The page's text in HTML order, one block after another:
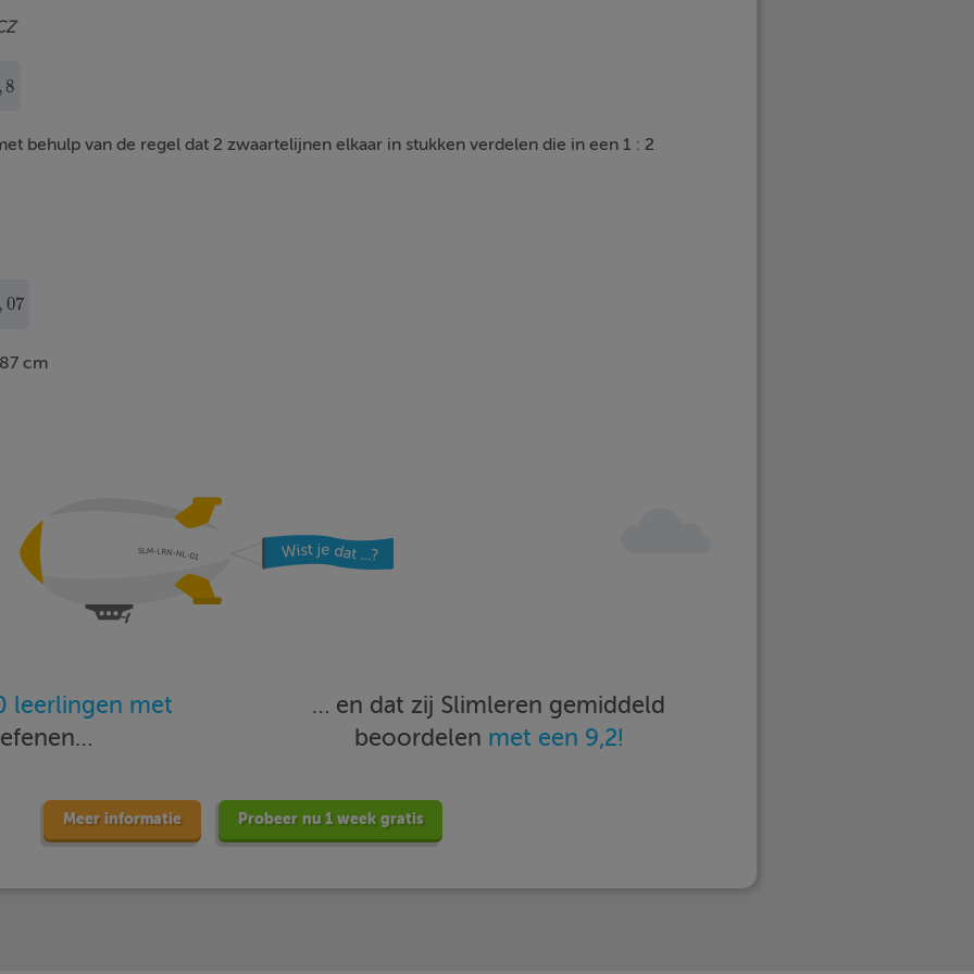
8
behulp van de regel dat 2 zwaartelijnen elkaar in stukken verdelen die in een 1 : 2
07
cm
leerlingen met
… en dat zij Slimleren gemiddeld
beoordelen met een 9,2!
Meer informatie Probeer nu 1 week gratis